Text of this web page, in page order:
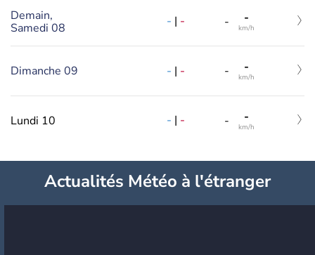
Demain,
Samedi 08
- | - - -
km/h
Dimanche 09 - | - - -
km/h
Lundi 10 - | - - -
km/h
Actualités Météo à l'étranger